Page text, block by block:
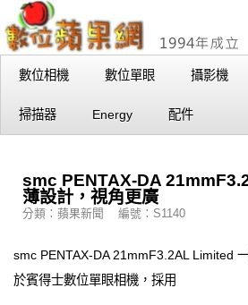
數位相機 數位單眼 攝影機
掃描器 Energy 配件
smc PENTAX-DA
薄設計，視角更廣
分類：蘋果新聞 編號：S1140
smc PENTAX-DA 21mmF3.2AL Limited
於賓得士數位單眼相機，採用